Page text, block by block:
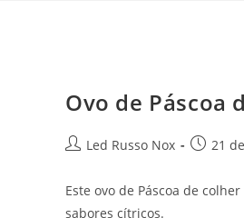
Ovo de Páscoa
Led Russo Nox 21
Este ovo de Páscoa de
sabores cítricos.